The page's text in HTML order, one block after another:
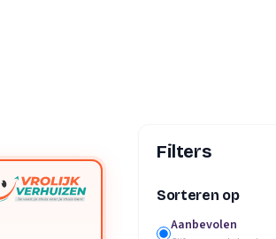
Filters
Sorteren op
Aanbevolen